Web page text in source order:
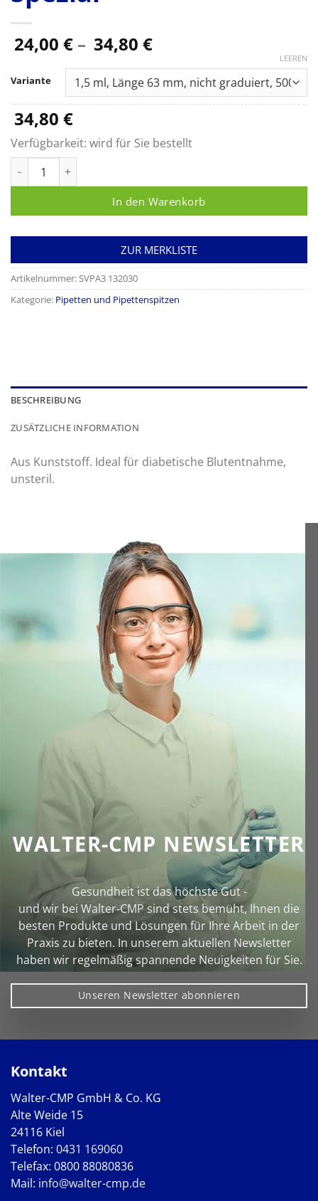
24,00 € – 34,80 €Preisspanne:
bis
34,80 €
Variante
LEEREN
34,80 €
Verfügbarkeit: wird für Sie bestellt
In den Warenkorb
ZUR MERKLISTE
Artikelnummer:SVPA3 132030
Kategorie: Pipetten und Pipettenspitzen
BESCHREIBUNG
ZUSÄTZLICHE INFORMATION
Aus Kunststoff. Ideal für diabetische Blutentnahme,
unsteril.
WALTER-CMP NEWSLETTER
Gesundheit ist das höchste Gut -
und wir bei Walter‑CMP sind stets bemüht, Ihnen die
besten Produkte und Lösungen für Ihre Arbeit in der
Praxis zu bieten. In unserem aktuellen Newsletter
haben wir regelmäßig spannende Neuigkeiten für Sie.
Unseren Newsletter abonnieren
Kontakt
Walter-CMP GmbH & Co. KG
Alte Weide 15
24116 Kiel
Telefon: 0431 169060
Telefax: 0800 88080836
Mail: info@walter-cmp.de